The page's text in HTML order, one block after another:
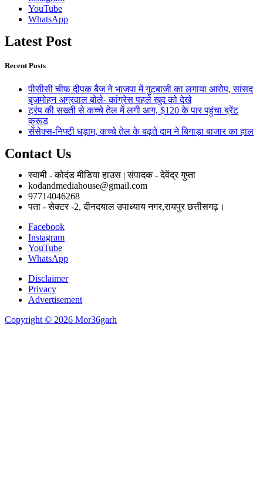
YouTube
WhatsApp
Latest Post
Recent Posts
पीसीसी चीफ दीपक बैज ने भाजपा में गुटबाजी का लगाया आरोप, सांसद
बृजमोहन अग्रवाल बोले- कांग्रेस पहले खुद को देखे
ट्रंप की सख्ती से कच्चे तेल में लगी आग, $120 के पार पहुंचा ब्रेंट
क्रूड
सेंसेक्स-निफ्टी धड़ाम, कच्चे तेल के बढ़ते दाम ने बिगाड़ा बाजार का हाल
Contact Us
स्वामी - कोदंड मीडिया हाउस | संपादक - देवेंद्र गुप्ता
kodandmediahouse@gmail.com
97714046268
पता - सेक्टर -2, दीनदयाल उपाध्याय नगर,रायपुर छत्तीसगढ़।
Facebook
Instagram
YouTube
WhatsApp
Disclaimer
Privacy
Advertisement
Copyright © 2026 Mor36garh